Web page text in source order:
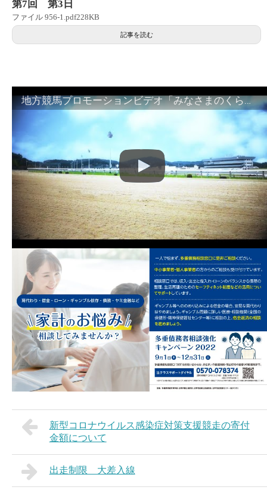
第7回 第3日
ファイル 956-1.pdf228KB
記事を読む
地方競馬プロモーションビデオ「みなさまのくらしのために」30秒篇｜NAR公式
新型コロナウイルス感染症対策支援競走の寄付
金額について
出走制限 大差入線